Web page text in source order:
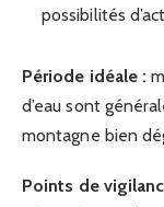
possibilités
Période idéale :
d’eau sont
montagne bien
Points de